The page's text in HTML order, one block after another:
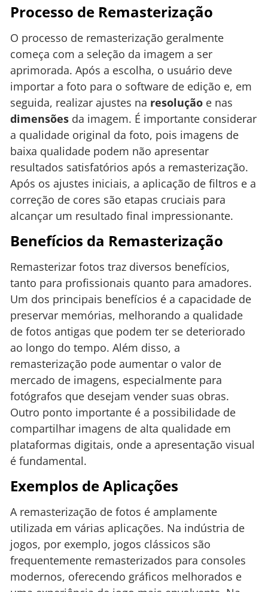
Processo de Remasterização
O processo de remasterização geralmente
começa com a seleção da imagem a ser
aprimorada. Após a escolha, o usuário deve
importar a foto para o software de edição e, em
seguida, realizar ajustes na resolução e nas
dimensões da imagem. É importante considerar
a qualidade original da foto, pois imagens de
baixa qualidade podem não apresentar
resultados satisfatórios após a remasterização.
Após os ajustes iniciais, a aplicação de filtros e a
correção de cores são etapas cruciais para
alcançar um resultado final impressionante.
Benefícios da Remasterização
Remasterizar fotos traz diversos benefícios,
tanto para profissionais quanto para amadores.
Um dos principais benefícios é a capacidade de
preservar memórias, melhorando a qualidade
de fotos antigas que podem ter se deteriorado
ao longo do tempo. Além disso, a
remasterização pode aumentar o valor de
mercado de imagens, especialmente para
fotógrafos que desejam vender suas obras.
Outro ponto importante é a possibilidade de
compartilhar imagens de alta qualidade em
plataformas digitais, onde a apresentação visual
é fundamental.
Exemplos de Aplicações
A remasterização de fotos é amplamente
utilizada em várias aplicações. Na indústria de
jogos, por exemplo, jogos clássicos são
frequentemente remasterizados para consoles
modernos, oferecendo gráficos melhorados e